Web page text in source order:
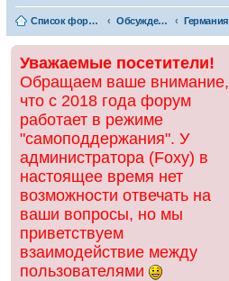
Список форумов Обсуждения и информация по странам Германия
Уважаемые посетители!
Обращаем ваше внимание,
что с 2018 года форум
работает в режиме
"самоподдержания". У
администратора (Foxy) в
настоящее время нет
возможности отвечать на
ваши вопросы, но мы
приветствуем
взаимодействие между
пользователями